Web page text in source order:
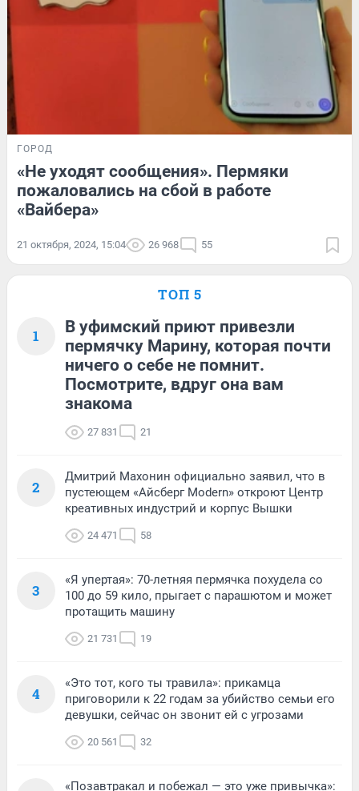
ГОРОД
«Не уходят сообщения». Пермяки
пожаловались на сбой в работе
«Вайбера»
21 октября, 2024, 15:04 26 968 55
ТОП 5
1
В уфимский приют привезли
пермячку Марину, которая почти
ничего о себе не помнит.
Посмотрите, вдруг она вам
знакома
27 831 21
2
Дмитрий Махонин официально заявил, что в
пустеющем «Айсберг Modern» откроют Центр
креативных индустрий и корпус Вышки
24 471 58
3
«Я упертая»: 70-летняя пермячка похудела со
100 до 59 кило, прыгает с парашютом и может
протащить машину
21 731 19
4
«Это тот, кого ты травила»: прикамца
приговорили к 22 годам за убийство семьи его
девушки, сейчас он звонит ей с угрозами
20 561 32
«Позавтракал и побежал — это уже привычка»: